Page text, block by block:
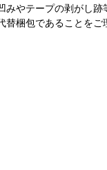
みやテープの剥がし
替梱包であることを